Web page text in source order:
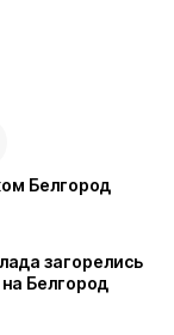
Белгород
загорелись
Белгород